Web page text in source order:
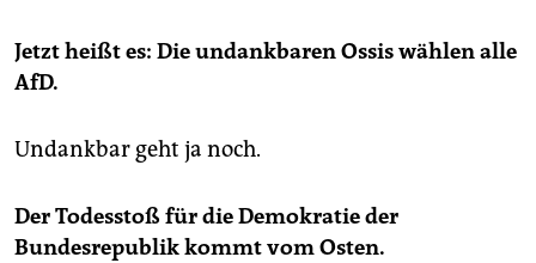
Jetzt heißt es: Die undankbaren Ossis wählen alle
AfD.
Undankbar geht ja noch.
Der Todesstoß für die Demokratie der
Bundesrepublik kommt vom Osten.